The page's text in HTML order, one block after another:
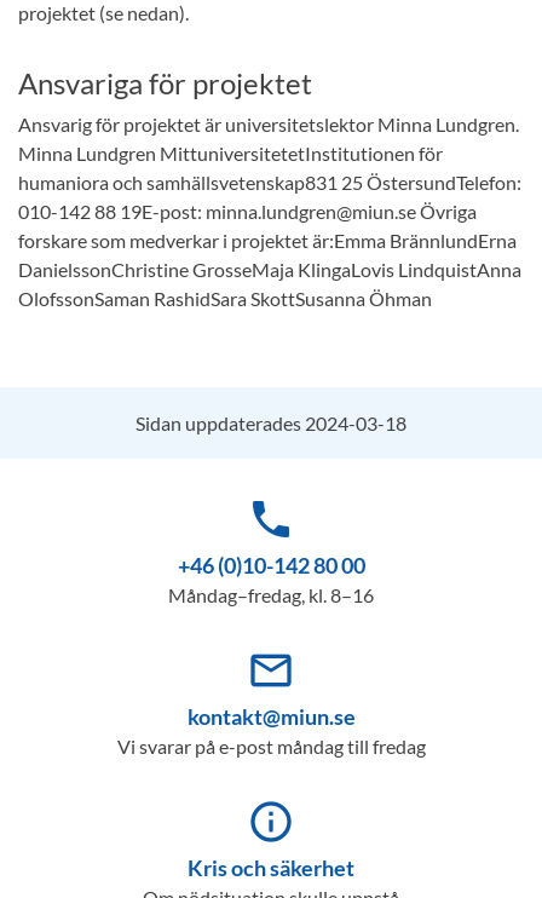
projektet (se nedan).
Ansvariga för projektet
Ansvarig för projektet är universitetslektor Minna Lundgren.
Minna Lundgren MittuniversitetetInstitutionen för
humaniora och samhällsvetenskap831 25 ÖstersundTelefon:
010-142 88 19E-post: minna.lundgren@miun.se Övriga
forskare som medverkar i projektet är:Emma BrännlundErna
DanielssonChristine GrosseMaja KlingaLovis LindquistAnna
OlofssonSaman RashidSara SkottSusanna Öhman
Sidan uppdaterades 2024-03-18
phone
+46 (0)10-142 80 00
Måndag–fredag, kl. 8–16
mail_outline
kontakt@miun.se
Vi svarar på e-post måndag till fredag
info_outline
Kris och säkerhet